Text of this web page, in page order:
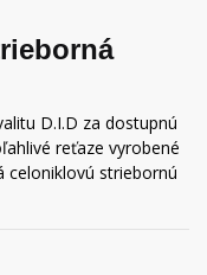
D.I.D za dostupnú
reťaze vyrobené
celoniklovú striebornú